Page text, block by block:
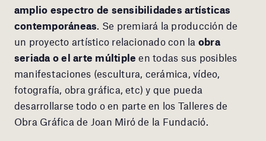
amplio espectro de sensibilidades artísticas
contemporáneas . Se premiará la producción de
un proyecto artístico relacionado con la obra
seriada o el arte múltiple en todas sus posibles
manifestaciones (escultura, cerámica, vídeo,
fotografía, obra gráfica, etc) y que pueda
desarrollarse todo o en parte en los Talleres de
Obra Gráfica de Joan Miró de la Fundació.